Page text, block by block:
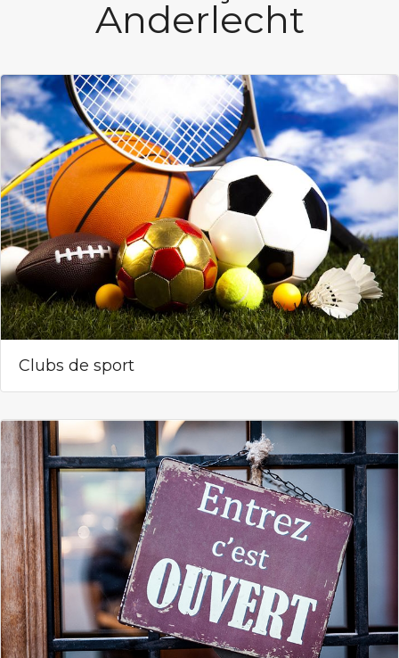
Anderlecht
Clubs de sport